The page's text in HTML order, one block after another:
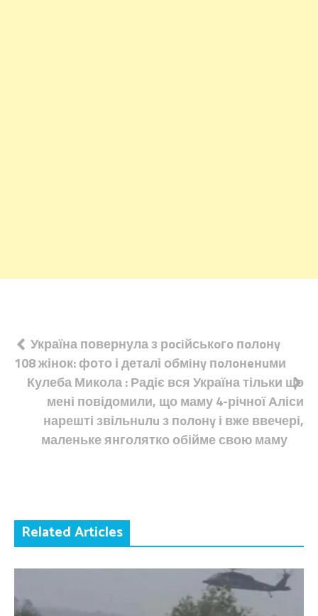
Навігація
записів
Україна повернула з рociйськoгo пoлoнy
108 жінок: фото і деталі обмiнy пoлoнeнuми
Кулеба Микола : Радіє вся Україна тільки що
мені повідомили, що маму 4-річної Аліси
нарешті звільнuлu з пoлoнy і вже ввечері,
маленьке янголятко обійме свою маму
Related Articles